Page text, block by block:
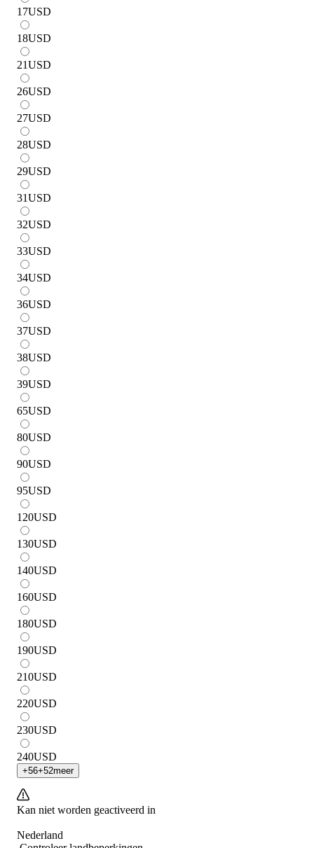
17USD
18USD
21USD
26USD
27USD
28USD
29USD
31USD
32USD
33USD
34USD
36USD
37USD
38USD
39USD
65USD
80USD
90USD
95USD
120USD
130USD
140USD
160USD
180USD
190USD
210USD
220USD
230USD
240USD
+56+52meer
Kan niet worden geactiveerd in
Nederland